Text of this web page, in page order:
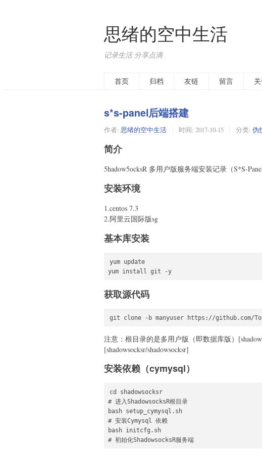
思绪的空中生活
记录生活 分享点滴
首页 归档 友链 留言
s*s-panel后端搭建
作者: 思绪的空中生活 时间: 2017-10-15 分类: 伪
简介
5hadow5ocksR 多用户版服务端安装记录（S*S-
安装环境
1.centos 7.3
2.阿里云国际版sg
基本库安装
yum update
yum install git -y
获取源代码
git clone -b manyuser https://github.com/
注意：根目录的是多用户版（即数据库版）
[shadowsocksr/shadowsocksr]
安装依赖（cymysql）
cd shadowsocksr
# 进入ShadowsocksR根目录
bash setup_cymysql.sh
# 安装Cymysql 依赖
bash initcfg.sh
# 初始化ShadowsocksR服务端